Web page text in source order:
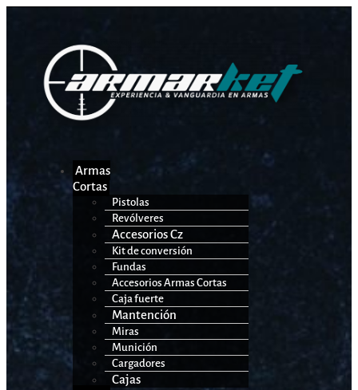
Armas
Cortas
Pistolas
Revólveres
Accesorios Cz
Kit de conversión
Fundas
Accesorios Armas Cortas
Caja fuerte
Mantención
Miras
Munición
Cargadores
Cajas